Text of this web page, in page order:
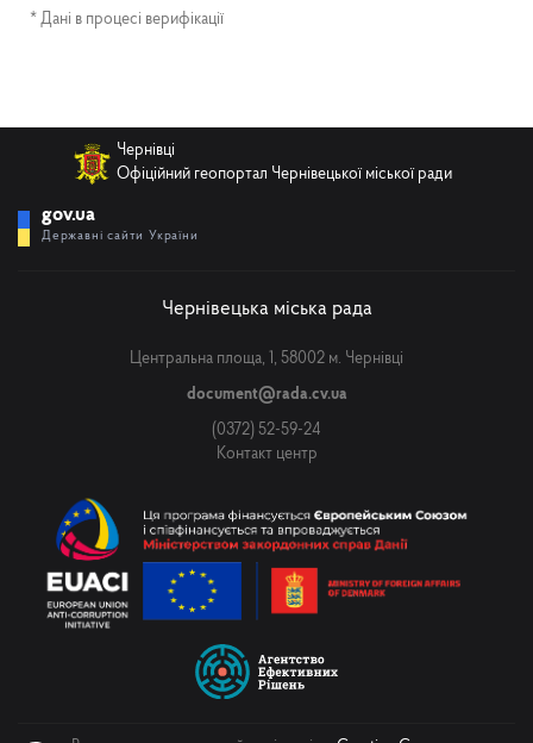
* Дані в процесі верифікації
Чернівці
Офіційний геопортал Чернівецької міської ради
gov.ua
Державні сайти України
Чернівецька міська рада
Центральна площа, 1, 58002 м. Чернівці
document@rada.cv.ua
(0372) 52-59-24
Контакт центр